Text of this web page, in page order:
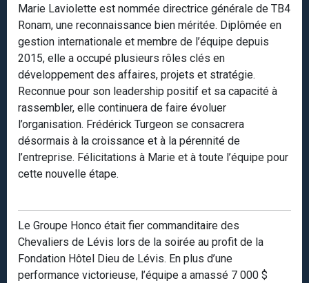
Marie Laviolette est nommée directrice générale de TB4
Ronam, une reconnaissance bien méritée. Diplômée en
gestion internationale et membre de l’équipe depuis
2015, elle a occupé plusieurs rôles clés en
développement des affaires, projets et stratégie.
Reconnue pour son leadership positif et sa capacité à
rassembler, elle continuera de faire évoluer
l’organisation. Frédérick Turgeon se consacrera
désormais à la croissance et à la pérennité de
l’entreprise. Félicitations à Marie et à toute l’équipe pour
cette nouvelle étape.
Le Groupe Honco était fier commanditaire des
Chevaliers de Lévis lors de la soirée au profit de la
Fondation Hôtel Dieu de Lévis. En plus d’une
performance victorieuse, l’équipe a amassé 7 000 $